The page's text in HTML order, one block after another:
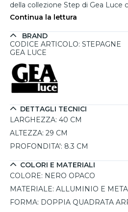
della collezione Step di Gea Luce
dona un tocco grafico alle pareti.
trasforma in un elemento
personalità, ideale in ambienti
indiretta calda da 3000K, grazie
40W e 3600 lumen. È
taglio di fase e push (non inclusi)
Continua la lettura
BRAND
CODICE ARTICOLO: STEPAGNE
GEA LUCE
DETTAGLI TECNICI
LARGHEZZA: 40 CM
ALTEZZA: 29 CM
PROFONDITA': 8.3 CM
COLORI E MATERIALI
COLORE: NERO OPACO
MATERIALE: ALLUMINIO E
FORMA: DOPPIA QUADRATA